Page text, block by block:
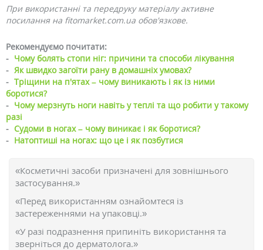
При використанні та передруку матеріалу активне
посилання на fitomarket.com.ua обов'язкове.
Рекомендуємо почитати:
- Чому болять стопи ніг: причини та способи лікування
- Як швидко загоїти рану в домашніх умовах?
- Тріщини на п'ятах – чому виникають і як із ними
боротися?
- Чому мерзнуть ноги навіть у теплі та що робити у такому
разі
- Судоми в ногах – чому виникає і як боротися?
- Натоптиші на ногах: що це і як позбутися
«Косметичні засоби призначені для зовнішнього
застосування.»
«Перед використанням ознайомтеся із
застереженнями на упаковці.»
«У разі подразнення припиніть використання та
зверніться до дерматолога.»